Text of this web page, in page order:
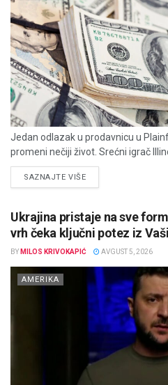
Jedan odlazak u prodavnicu u
promeni nečiji život. Srećni igrač
SAZNAJTE VIŠEDETAILS
Ukrajina pristaje na sve
vrh čeka ključni potez iz
BY MILOS KRIVOKAPIĆ AVGUST 5, 2026
AMERIKA